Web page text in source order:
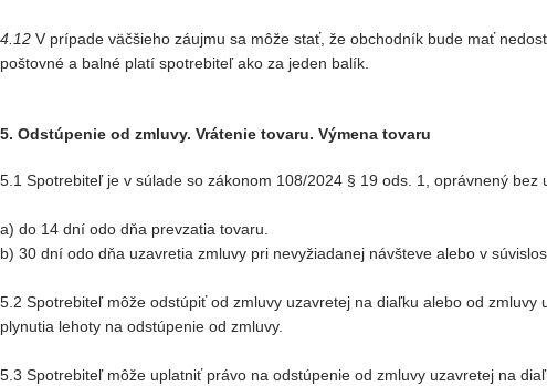
4.12 V prípade väčšieho záujmu sa môže stať, že obchodník bude mať
poštovné a balné platí spotrebiteľ ako za jeden balík.
5. Odstúpenie od zmluvy. Vrátenie tovaru. Výmena tovaru
5.1 Spotrebiteľ je v súlade so zákonom 108/2024 § 19 ods. 1, oprávnený
a) do 14 dní odo dňa prevzatia tovaru.
b) 30 dní odo dňa uzavretia zmluvy pri nevyžiadanej návšteve alebo v
5.2 Spotrebiteľ môže odstúpiť od zmluvy uzavretej na diaľku alebo od
plynutia lehoty na odstúpenie od zmluvy.
5.3 Spotrebiteľ môže uplatniť právo na odstúpenie od zmluvy uzavretej na